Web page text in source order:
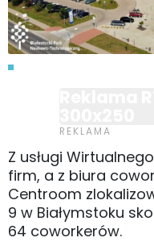
Z usługi
firm, a z biura
Centroom
9 w Białymstoku
64 coworkerów.